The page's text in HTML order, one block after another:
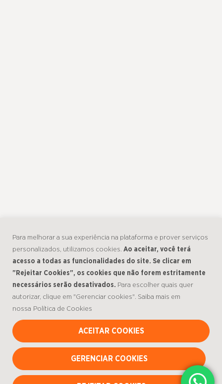
Para melhorar a sua experiência na plataforma e prover serviços
personalizados, utilizamos cookies. Ao aceitar, você terá
acesso a todas as funcionalidades do site. Se clicar em
"Rejeitar Cookies", os cookies que não forem estritamente
necessários serão desativados. Para escolher quais quer
autorizar, clique em "Gerenciar cookies". Saiba mais em
nossa Política de Cookies
GERENCIAR COOKIES
ACEITAR COOKIES